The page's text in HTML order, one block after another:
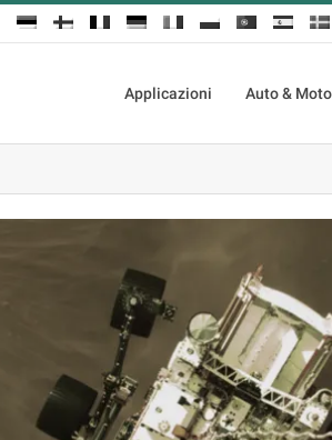
Applicazioni Auto & Moto